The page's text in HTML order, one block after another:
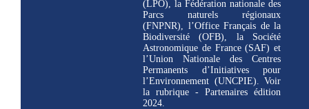
(LPO), la Fédération nationale des
Parcs naturels régionaux
(FNPNR), l’Office Français de la
Biodiversité (OFB), la Société
Astronomique de France (SAF) et
l’Union Nationale des Centres
Permanents d’Initiatives pour
l’Environnement (UNCPIE). Voir
la rubrique - Partenaires édition
2024.